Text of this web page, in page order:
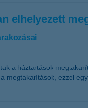
elhelyezett
a háztartások
megtakarítások, ezzel